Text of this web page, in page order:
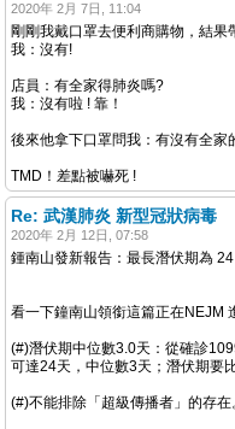
2020年 2月 7日, 11:04
剛剛我戴口罩去便利商購物，結
我：沒有!
店員：有全家得肺炎嗎?
我：沒有啦 ! 靠！
後來他拿下口罩問我：有沒有全家
TMD！差點被嚇死 !
Re: 武漢肺炎 新型冠狀病毒
2020年 2月 12日, 07:58
鍾南山發新報告：最長潛伏期為
看一下鐘南山領銜這篇正在NEJM
(#)潛伏期中位數3.0天：從確診
可達24天，中位數3天；潛伏期要
(#)不能排除「超級傳播者」的存在